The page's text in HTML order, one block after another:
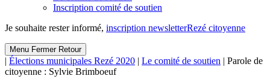
Inscription comité de soutien
Je souhaite rester informé, inscription newsletterRezé citoyenne
Menu Fermer Retour
| Élections municipales Rezé 2020 | Le comité de soutien | Parole de
citoyenne : Sylvie Brimboeuf